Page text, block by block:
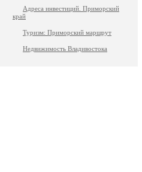
Адреса инвестиций. Приморский
край
Туризм: Приморский маршрут
Недвижимость Владивостока